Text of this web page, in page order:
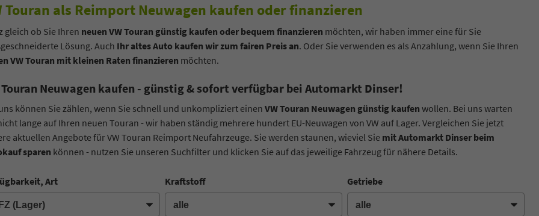
Touran als Reimport Neuwagen kaufen oder finanzieren
gleich ob Sie Ihren neuen VW Touran günstig kaufen oder bequem finanzieren möchten, wir haben immer eine für Sie
Lösung. Auch Ihr altes Auto kaufen wir zum fairen Preis an. Oder Sie verwenden es als Anzahlung, wenn Sie Ihren
VW Touran mit kleinen Raten finanzieren möchten.
Touran Neuwagen kaufen - günstig & sofort verfügbar bei Automarkt Dinser!
können Sie zählen, wenn Sie schnell und unkompliziert einenVW Touran Neuwagen günstig kaufen wollen. Bei uns warten
lange auf Ihren neuen Touran - wir haben ständig mehrere hundert EU-Neuwagen von VW auf Lager. Vergleichen Sie jetzt
aktuellen Angebote für VW Touran Reimport Neufahrzeuge. Sie werden staunen, wieviel Siemit Automarkt Dinser beim
sparen können - nutzen Sie unseren Suchfilter und klicken Sie auf das jeweilige Fahrzeug für nähere Details.
Art Kraftstoff Getriebe